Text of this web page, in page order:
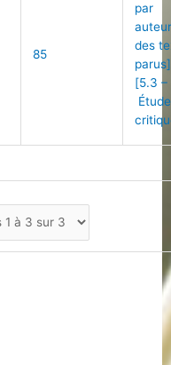
85
par
des
parus]
[5.3 –